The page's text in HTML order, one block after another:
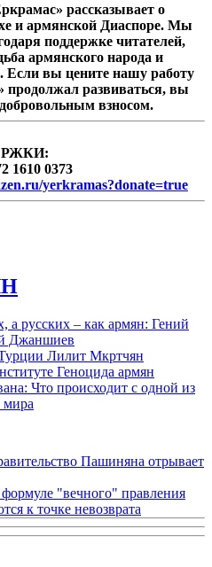
рассказывает о
и армянской Диаспоре. Мы
поддержке читателей,
армянского народа и
Если вы цените нашу работу
продолжал развиваться, вы
взносом.
1610 0373
yerkramas?donate=true
а русских – как армян: Гений
Джаншиев
Лилит Мкртчян
Геноцида армян
Что происходит с одной из
мира
Пашиняна отрывает
"вечного" правления
к точке невозврата